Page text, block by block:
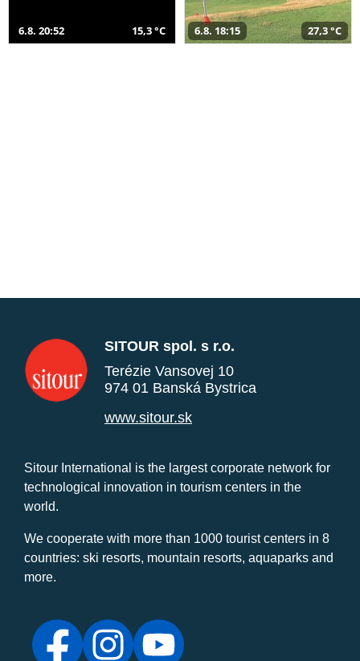
6.8. 20:52 15,3 °C 6.8. 18:15 27,3 °C
SITOUR spol. s r.o.
Terézie Vansovej 10
974 01 Banská Bystrica
www.sitour.sk
Sitour International is the largest corporate network for
technological innovation in tourism centers in the
world.
We cooperate with more than 1000 tourist centers in 8
countries: ski resorts, mountain resorts, aquaparks and
more.